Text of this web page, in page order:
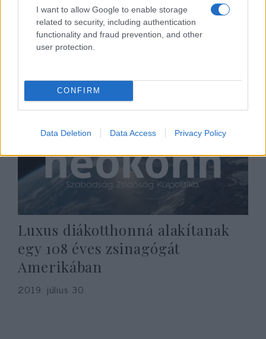
I want to allow Google to enable storage
related to security, including authentication
functionality and fraud prevention, and other
user protection.
CONFIRM
Data Deletion Data Access Privacy Policy
Ocasio-Cortez az Izrael-ellenes
bojkottmozgalom mellett
2019. július 30.
Luxus diákotthonná alakítanak
egy 108 éves zsinagógát
Amerikában
2019. július 30.